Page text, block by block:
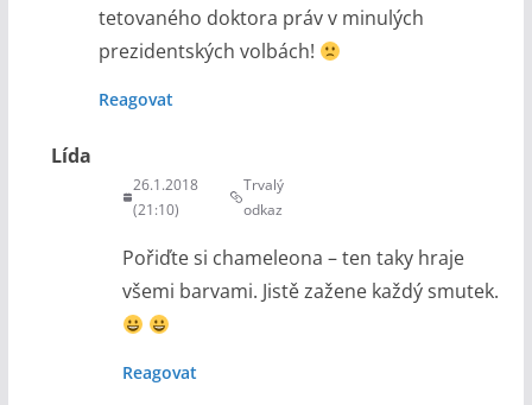
tetovaného doktora práv v minulých
prezidentských volbách!
Reagovat
Lída
26.1.2018
(21:10)
Trvalý
odkaz
Pořiďte si chameleona – ten taky hraje
všemi barvami. Jistě zažene každý smutek.
Reagovat